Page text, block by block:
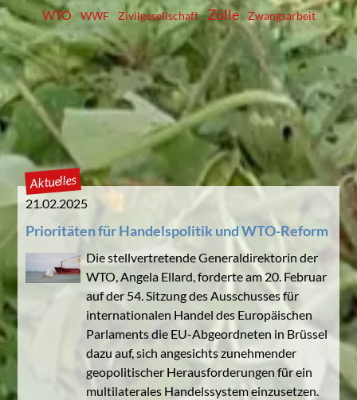
WTO WWF Zivilgesellschaft Zölle Zwangsarbeit
Aktuelles
21.02.2025
Prioritäten für Handelspolitik und WTO-Reform
Die stellvertretende Generaldirektorin der
WTO, Angela Ellard, forderte am 20. Februar
auf der 54. Sitzung des Ausschusses für
internationalen Handel des Europäischen
Parlaments die EU-Abgeordneten in Brüssel
dazu auf, sich angesichts zunehmender
geopolitischer Herausforderungen für ein
multilaterales Handelssystem einzusetzen.